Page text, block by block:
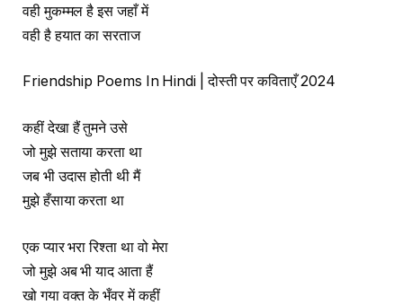
वही मुकम्मल है इस जहाँ में
वही है हयात का सरताज
Friendship Poems In Hindi | दोस्ती पर कविताएँ 2024
कहीं देखा हैं तुमने उसे
जो मुझे सताया करता था
जब भी उदास होती थी मैं
मुझे हँसाया करता था
एक प्यार भरा रिश्ता था वो मेरा
जो मुझे अब भी याद आता हैं
खो गया वक्त के भँवर में कहीं